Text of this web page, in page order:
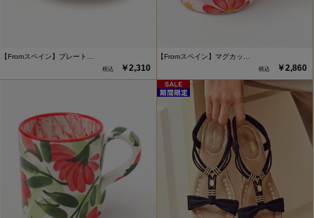
【Fromスペイン】プレート…
￥2,310
【Fromスペイン】マグカッ…
￥2,860